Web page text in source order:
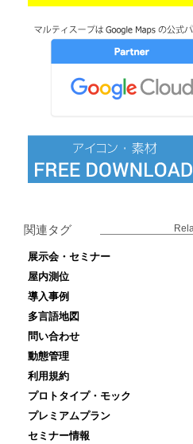
関連タグ
展示会・セミナー
屋内測位
導入事例
多言語地図
問い合わせ
動態管理
利用規約
プロトタイプ・モック
プレミアムプラン
セミナー情報